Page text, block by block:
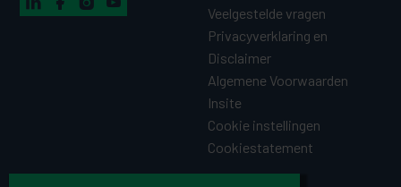
Veelgestelde vragen
Privacyverklaring en
Disclaimer
Algemene Voorwaarden
Insite
Cookie instellingen
Cookiestatement